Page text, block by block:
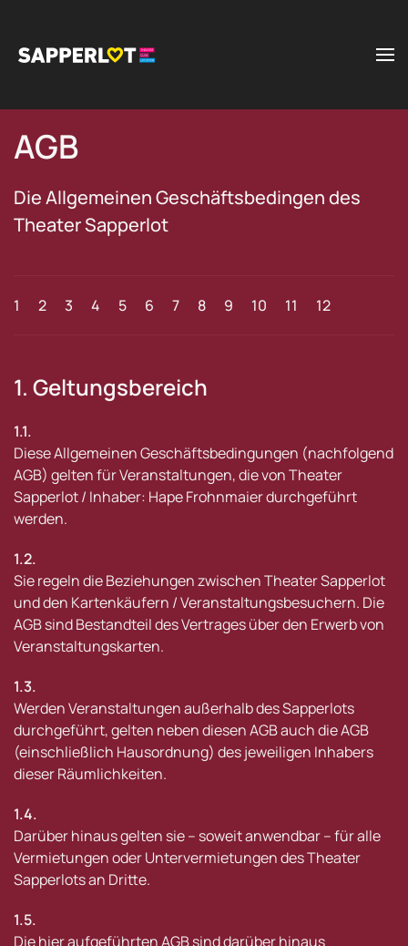
Zum Hauptinhalt springen
AGB
Die Allgemeinen Geschäftsbedingen des
Theater Sapperlot
1 2 3 4 5 6 7 8 9 10 11 12
1. Geltungsbereich
1.1.
Diese Allgemeinen Geschäftsbedingungen (nachfolgend
AGB) gelten für Veranstaltungen, die von Theater
Sapperlot / Inhaber: Hape Frohnmaier durchgeführt
werden.
1.2.
Sie regeln die Beziehungen zwischen Theater Sapperlot
und den Kartenkäufern / Veranstaltungsbesuchern. Die
AGB sind Bestandteil des Vertrages über den Erwerb von
Veranstaltungskarten.
1.3.
Werden Veranstaltungen außerhalb des Sapperlots
durchgeführt, gelten neben diesen AGB auch die AGB
(einschließlich Hausordnung) des jeweiligen Inhabers
dieser Räumlichkeiten.
1.4.
Darüber hinaus gelten sie – soweit anwendbar – für alle
Vermietungen oder Untervermietungen des Theater
Sapperlots an Dritte.
1.5.
Die hier aufgeführten AGB sind darüber hinaus